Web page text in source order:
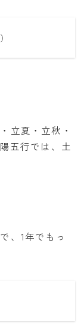
立夏・立秋・
五行では、土
、1年でもっ